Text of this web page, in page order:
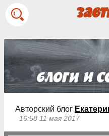
Авторский блог
16:58 11 мая 2017